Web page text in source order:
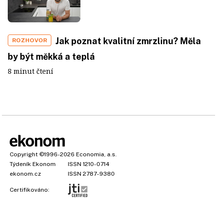
ROZHOVOR
Jak poznat kvalitní zmrzlinu? Měla
by být měkká a teplá
8 minut čtení
Copyright ©1996-2026 Economia, a.s.
Týdeník Ekonom
ISSN 1210-0714
ekonom.cz
ISSN 2787-9380
Certifikováno: